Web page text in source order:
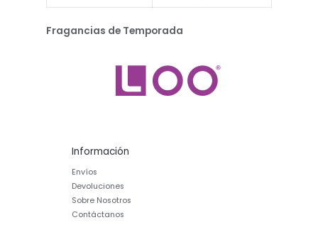
Fragancias de Temporada
Información
Envíos
Devoluciones
Sobre Nosotros
Contáctanos